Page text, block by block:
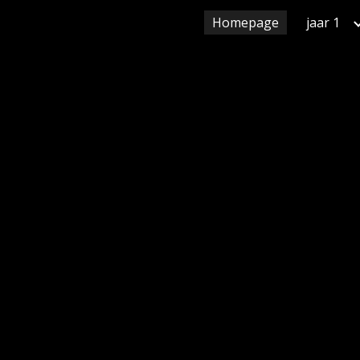
Skip to
Homepage jaar 1